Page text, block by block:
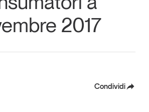
Tutti gli studi e le ricerche
2017
Condividi